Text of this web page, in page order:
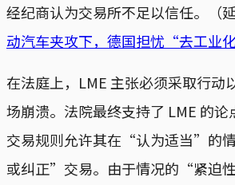
经纪商认为交易所不足以信任。（
动汽车夹攻下，德国担忧“去工业
在法庭上，LME 主张必须采取行动
场崩溃。法院最终支持了 LME 的论
交易规则允许其在“认为适当”的
或纠正”交易。由于情况的“紧迫